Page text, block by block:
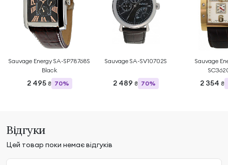
Sauvage Energy SA-SP78768S
Black
2 495 ₴ 70%
Sauvage SA-SV10702S
2 489 ₴ 70%
Sauvage
2 354 ₴
Відгуки
Цей товар поки немає відгуків